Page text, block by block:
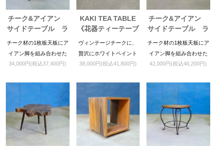
チーク&アイアン
サイドテーブル ラ
ウンドＭ
チーク材の1枚板天板にア
イアン脚を組み合わせた
サイドテーブル。コンパ
34,000円(税込37,400円)
KAKI TEA TABLE
《花器ティーテーブ
ル》
ヴィンテージチークに、
贅沢にホワイトペイント
を施した花器用のラウン
38,000円(税込41,800円)
チーク&アイアン
サイドテーブル ラ
ウンドＬ
チーク材の1枚板天板にア
イアン脚を組み合わせた
サイドテーブル。コンパ
42,000円(税込46,200円)